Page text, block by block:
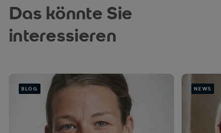
Das könnte Sie
interessieren
BLOG NEWS